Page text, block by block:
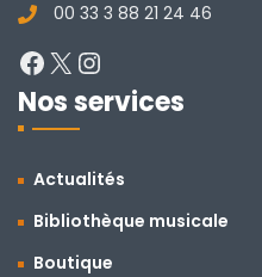
00 33 3 88 21 24 46
Facebook
X
Nos services
Actualités
Bibliothèque musicale
Boutique